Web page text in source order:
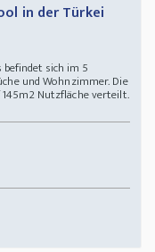
in der Türkei
befindet sich im 5
und Wohnzimmer. Die
Nutzfläche verteilt.